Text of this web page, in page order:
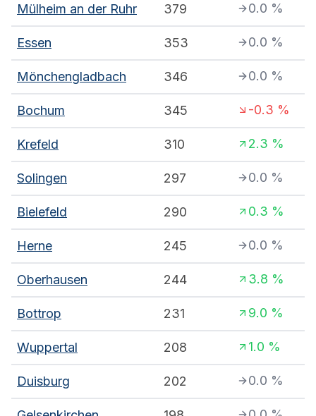
Mülheim an der Ruhr 379 0.0 %
Essen 353 0.0 %
Mönchengladbach 346 0.0 %
Bochum 345 -0.3 %
Krefeld 310 2.3 %
Solingen 297 0.0 %
Bielefeld 290 0.3 %
Herne 245 0.0 %
Oberhausen 244 3.8 %
Bottrop 231 9.0 %
Wuppertal 208 1.0 %
Duisburg 202 0.0 %